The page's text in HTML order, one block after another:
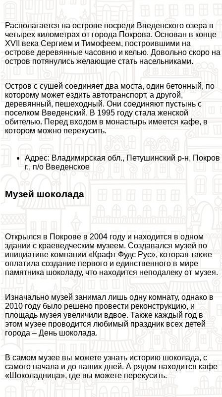
Располагается на острове посреди Введенского озера в
четырех километрах от города Покрова. Основан в конце
XVII века Сергием и Тимофеем, построившими на
острове деревянные часовню и келью. Довольно скоро на
остров потянулись желающие стать насельниками.
Остров с сушей соединяет два моста, один бетонный, по
которому может ездить автотрaнcпорт, а другой,
деревянный, пешеходный. Они соединяют пустынь с
поселком Введенский. В 1995 году стала женской
обителью. Перед входом в монастырь имеется кафе, в
котором можно перекусить.
Адрес: Владимирская обл., Петушинский р-н, Покров
г., п/о Введенское
Музей шоколада
Открылся в Покрове в 2004 году и находится в одном
здании с краеведческим музеем. Создавался музей по
инициативе компании «Крафт Фудс Рус», которая также
оплатила создание первого и единственного в мире
памятника шоколаду, что находится неподалеку от музея.
Изначально музей занимал лишь одну комнату, однако в
2010 году было решено провести реконструкцию, и
площадь музея увеличили вдвое. Также каждый год в
этом музее проводится любимый праздник всех детей
города – День шоколада.
В самом музее вы можете узнать историю шоколада, с
самого начала и до наших дней. А рядом находится кафе
«Шоколадница», где вы можете перекусить.